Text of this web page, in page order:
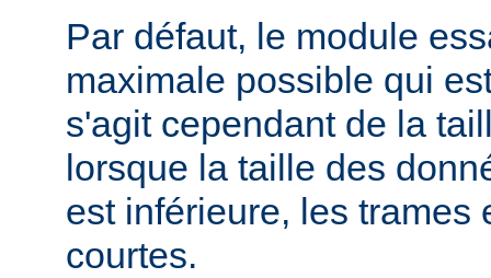
Par défaut, le module
maximale possible qui
s'agit cependant de la
lorsque la taille des
est inférieure, les trames
courtes.